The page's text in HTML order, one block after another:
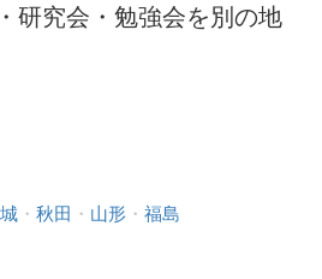
研究会・勉強会を別の地
・ 秋田 ・ 山形 ・ 福島